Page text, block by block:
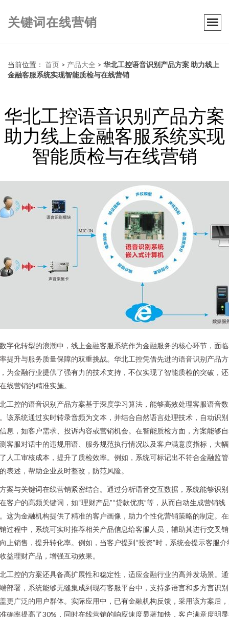
关键词在线营销
当前位置： 首页 > 产品大全 > 华北工控语音识别产品方案 助力线上
金融客服系统实现智能质检与在线营销
华北工控语音识别产品方案
助力线上金融客服系统实现
智能质检与在线营销
字化转型的浪潮中，线上金融客服系统作为金融服务的核心环节，面
提升与服务质量保障的双重挑战。华北工控凭借先进的语音识别产品方
为金融行业提供了强有力的技术支持，不仅实现了智能质检的突破，
线营销的精准实施。
工控的语音识别产品方案基于深度学习算法，能够高效处理客服语音数
该系统通过实时转录音频为文本，并结合自然语言处理技术，自动识
息，如客户需求、投诉内容或营销机会。在智能质检方面，方案能够
客服对话中的违规用语、服务规范执行情况以及客户满意度指标，大
人工审核成本，提升了质检效率。例如，系统可标记出不符合金融监
表述，帮助企业及时整改，防范风险。
案与关键词在线营销紧密结合。通过分析语音交互数据，系统能够识
客户的高频关键词，如“理财产品”“贷款优惠”等，从而自动生成营销线
这为金融机构提供了精准的客户画像，助力个性化营销策略的制定。
过程中，系统可实时推荐相关产品信息给客服人员，辅助其进行交叉
上销售，提升转化率。例如，当客户提到“投资”时，系统会提示客服介
益理财产品，增强互动效果。
工控的方案还具备高扩展性和稳定性，适应金融行业的高并发场景。
部署，系统能够无缝集成到现有客服平台中，支持多语言和多方言识
更广泛的用户群体。实际应用中，已有金融机构反馈，采用该方案后
确率提高了30%，同时在线营销的响应速度显著加快，客户满意度明